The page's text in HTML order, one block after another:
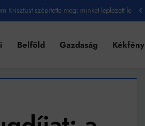
Krisztust szépítette meg: minket leplezett le
a Tetris boldogabbá tesz, mint a szerelem
Belföld Gazdaság Kékfény